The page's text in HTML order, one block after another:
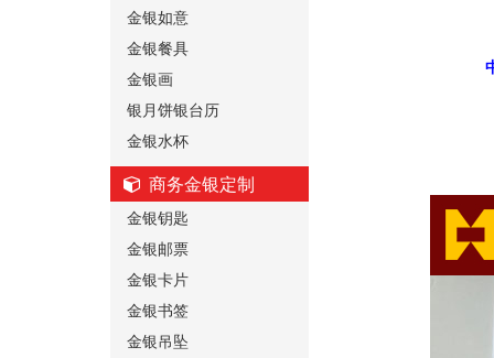
金银如意
金银餐具
金银画
银月饼银台历
金银水杯
商务金银定制
金银钥匙
金银邮票
金银卡片
金银书签
金银吊坠